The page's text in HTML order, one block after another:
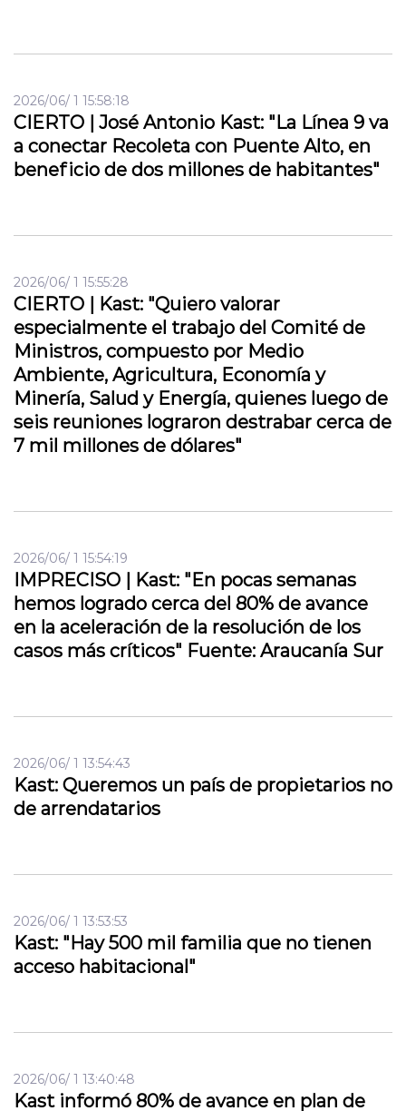
2026/06/ 1 15:58:18
CIERTO | José Antonio Kast: "La Línea 9 va
a conectar Recoleta con Puente Alto, en
beneficio de dos millones de habitantes"
2026/06/ 1 15:55:28
CIERTO | Kast: "Quiero valorar
especialmente el trabajo del Comité de
Ministros, compuesto por Medio
Ambiente, Agricultura, Economía y
Minería, Salud y Energía, quienes luego de
seis reuniones lograron destrabar cerca de
7 mil millones de dólares"
2026/06/ 1 15:54:19
IMPRECISO | Kast: "En pocas semanas
hemos logrado cerca del 80% de avance
en la aceleración de la resolución de los
casos más críticos" Fuente: Araucanía Sur
2026/06/ 1 13:54:43
Kast: Queremos un país de propietarios no
de arrendatarios
2026/06/ 1 13:53:53
Kast: "Hay 500 mil familia que no tienen
acceso habitacional"
2026/06/ 1 13:40:48
Kast informó 80% de avance en plan de